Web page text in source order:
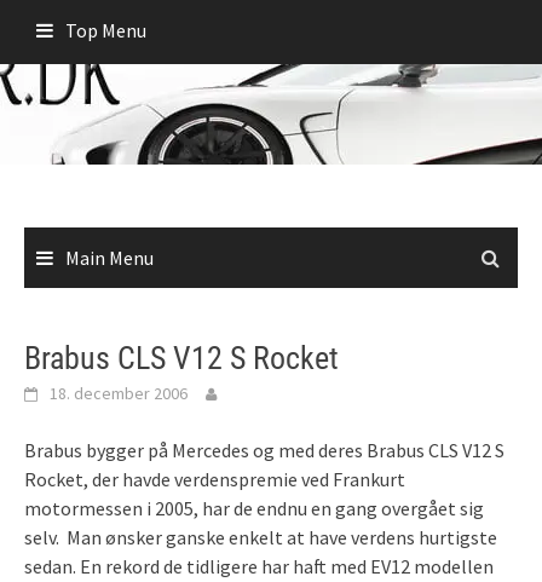
content
Top Menu
Main Menu
Brabus CLS V12 S Rocket
18. december 2006
Brabus bygger på Mercedes og med deres Brabus CLS V12 S
Rocket, der havde verdenspremie ved Frankurt
motormessen i 2005, har de endnu en gang overgået sig
selv. Man ønsker ganske enkelt at have verdens hurtigste
sedan. En rekord de tidligere har haft med EV12 modellen